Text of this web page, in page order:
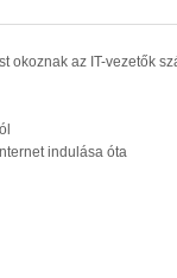
okoznak az IT-vezetők
indulása óta